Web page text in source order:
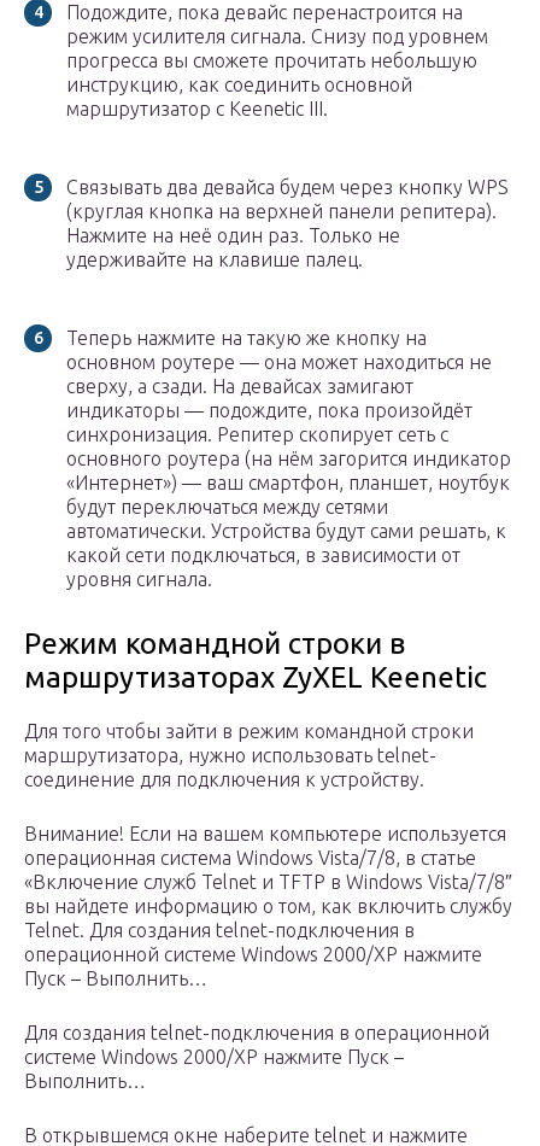
Подождите, пока девайс перенастроится на
режим усилителя сигнала. Снизу под уровнем
прогресса вы сможете прочитать небольшую
инструкцию, как соединить основной
маршрутизатор с Keenetic III.
Связывать два девайса будем через кнопку WPS
(круглая кнопка на верхней панели репитера).
Нажмите на неё один раз. Только не
удерживайте на клавише палец.
Теперь нажмите на такую же кнопку на
основном роутере — она может находиться не
сверху, а сзади. На девайсах замигают
индикаторы — подождите, пока произойдёт
синхронизация. Репитер скопирует сеть с
основного роутера (на нём загорится индикатор
«Интернет») — ваш смартфон, планшет, ноутбук
будут переключаться между сетями
автоматически. Устройства будут сами решать, к
какой сети подключаться, в зависимости от
уровня сигнала.
Режим командной строки в
маршрутизаторах ZyXEL Keenetic
Для того чтобы зайти в режим командной строки
маршрутизатора, нужно использовать telnet-
соединение для подключения к устройству.
Внимание! Если на вашем компьютере используется
операционная система Windows Vista/7/8, в статье
«Включение служб Telnet и TFTP в Windows Vista/7/8″
вы найдете информацию о том, как включить службу
Telnet. Для создания telnet-подключения в
операционной системе Windows 2000/XP нажмите
Пуск – Выполнить…
Для создания telnet-подключения в операционной
системе Windows 2000/XP нажмите Пуск –
Выполнить…
В открывшемся окне наберите telnet и нажмите